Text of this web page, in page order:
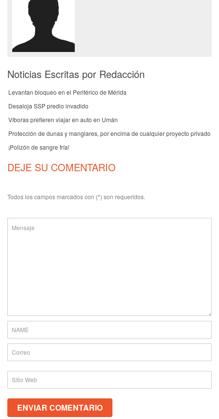
Noticias Escritas por Redacción
Levantan bloqueo en el Periférico de Mérida
Desaloja SSP predio invadido
Víboras prefieren viajar en auto en Umán
Protección de dunas y manglares, por encima de cualquier proyecto privado
¡Polizón de sangre fría!
DEJE SU COMENTARIO
Todos los campos marcados con (*) son requeridos.